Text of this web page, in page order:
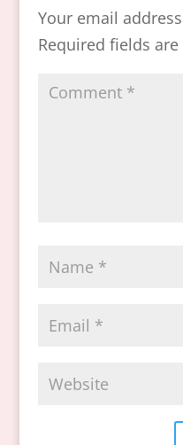
Your email
Required fields